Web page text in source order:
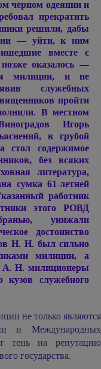
чёрном одеянии и
прекратить
решили, дабы
— уйти, к ним
вместе с
оказалось —
милиции, и не
служебных
пройти
В местном
Игорь
в грубой
стол содержимое
без всяких
литература,
сумка 61-летней
работник
этого РОВД
унижали
достоинство
Н. Н. был сильно
милиции, а
Н. милиционеры
служебного
не только являются
и Международных
тень на репутацию
государства.